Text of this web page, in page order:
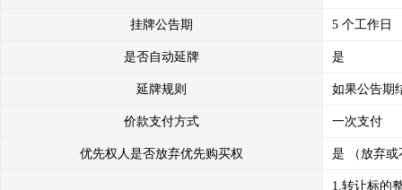
挂牌公告期 5 个工作日
是否自动延牌 是
延牌规则 如果公告期
价款支付方式 一次支付
优先权人是否放弃优先购买权 是 （放弃或
1.转让标的